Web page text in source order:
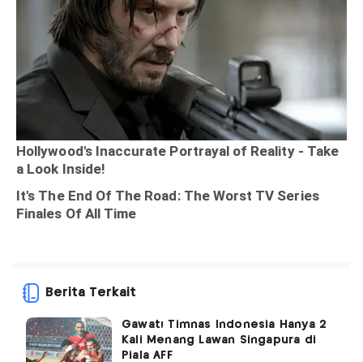
Berita Terkait
Gawat! Timnas Indonesia Hanya 2
Kali Menang Lawan Singapura di
Piala AFF